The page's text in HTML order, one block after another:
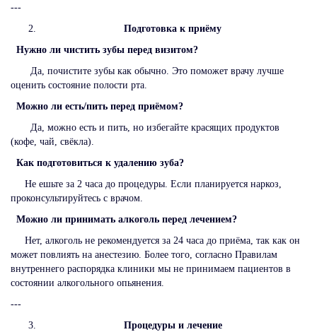
---
Подготовка к приёму
Нужно ли чистить зубы перед визитом?
Да, почистите зубы как обычно. Это поможет врачу лучше
оценить состояние полости рта.
Можно ли есть/пить перед приёмом?
Да, можно есть и пить, но избегайте красящих продуктов
(кофе, чай, свёкла).
Как подготовиться к удалению зуба?
Не ешьте за 2 часа до процедуры. Если планируется наркоз,
проконсультируйтесь с врачом.
Можно ли принимать алкоголь перед лечением?
Нет, алкоголь не рекомендуется за 24 часа до приёма, так как он
может повлиять на анестезию. Более того, согласно Правилам
внутреннего распорядка клиники мы не принимаем пациентов в
состоянии алкогольного опьянения.
---
Процедуры и лечение